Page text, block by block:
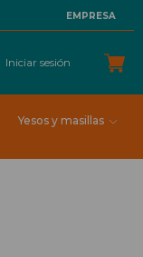
EMPRESA
Iniciar sesión
Yesos y masillas